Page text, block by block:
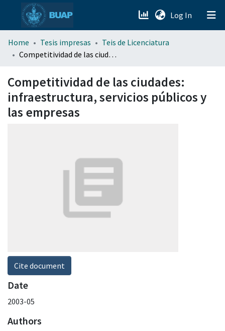
Log In (current)
menu.section.about_menu
Home Tesis impresas
Teis de Licenciatura
Competitividad de las ciudades: infraestructura, servicios públicos y las empresas
Competitividad de las ciudades:
infraestructura, servicios públicos y
las empresas
Cite document
Date
2003-05
Authors